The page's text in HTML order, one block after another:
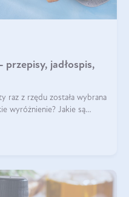
jadłospis,
raz z rzędu została wybrana
wyróżnienie? Jakie są